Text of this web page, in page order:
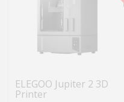
ELEGOO Jupiter 2 3D
Printer